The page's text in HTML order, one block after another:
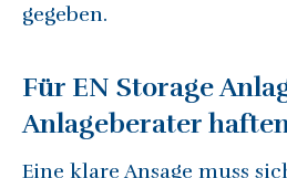
gegeben.
Für EN Storage
Anlageberater
Eine klare Ansage muss